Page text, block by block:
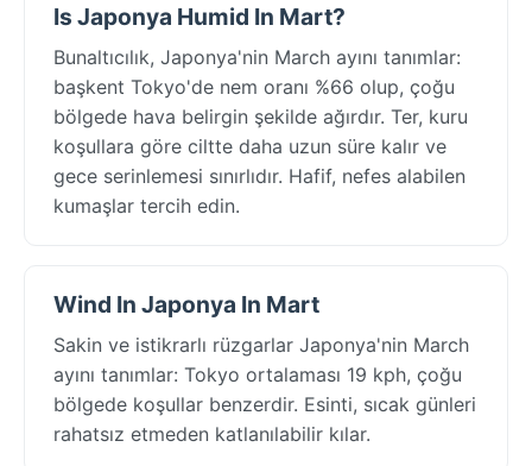
Is Japonya Humid In Mart?
Bunaltıcılık, Japonya'nin March ayını tanımlar:
başkent Tokyo'de nem oranı %66 olup, çoğu
bölgede hava belirgin şekilde ağırdır. Ter, kuru
koşullara göre ciltte daha uzun süre kalır ve
gece serinlemesi sınırlıdır. Hafif, nefes alabilen
kumaşlar tercih edin.
Wind In Japonya In Mart
Sakin ve istikrarlı rüzgarlar Japonya'nin March
ayını tanımlar: Tokyo ortalaması 19 kph, çoğu
bölgede koşullar benzerdir. Esinti, sıcak günleri
rahatsız etmeden katlanılabilir kılar.